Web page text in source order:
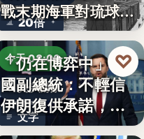
20倍
戰末期海軍對琉球的
覬…
今天 08:00
美伊關係
文字
「仍在博弈中」 美
國副總統：不輕信
伊朗復供承諾，外
交、經…
♡